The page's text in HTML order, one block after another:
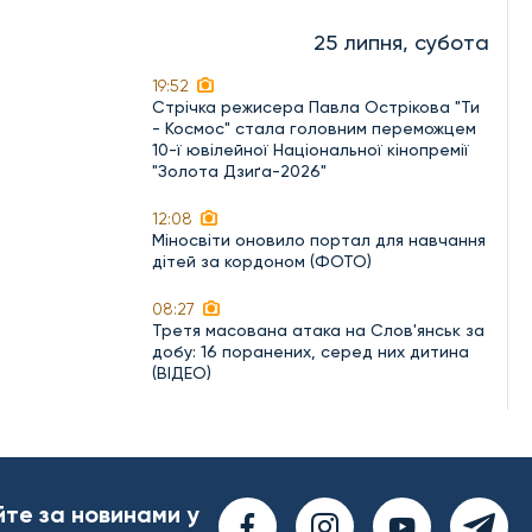
25 липня, субота
19:52
Стрічка режисера Павла Острікова "Ти
- Космос" стала головним переможцем
10-ї ювілейної Національної кінопремії
"Золота Дзиґа-2026"
12:08
Міносвіти оновило портал для навчання
дітей за кордоном (ФОТО)
08:27
Третя масована атака на Слов'янськ за
добу: 16 поранених, серед них дитина
(ВІДЕО)
за новинами у